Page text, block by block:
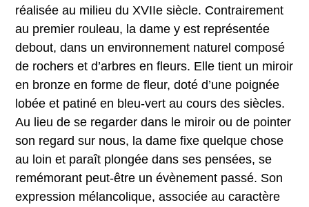
réalisée au milieu du XVIIe siècle. Contrairement
au premier rouleau, la dame y est représentée
debout, dans un environnement naturel composé
de rochers et d’arbres en fleurs. Elle tient un miroir
en bronze en forme de fleur, doté d’une poignée
lobée et patiné en bleu-vert au cours des siècles.
Au lieu de se regarder dans le miroir ou de pointer
son regard sur nous, la dame fixe quelque chose
au loin et paraît plongée dans ses pensées, se
remémorant peut-être un évènement passé. Son
expression mélancolique, associée au caractère